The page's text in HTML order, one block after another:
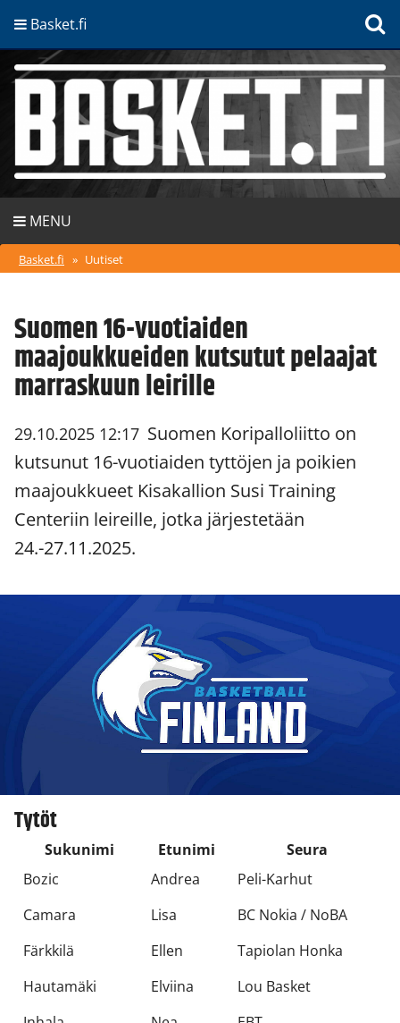
Basket.fi
MENU
Basket.fi » Uutiset
Suomen 16-vuotiaiden
maajoukkueiden kutsutut pelaajat
marraskuun leirille
29.10.2025 12:17 Suomen Koripalloliitto on
kutsunut 16-vuotiaiden tyttöjen ja poikien
maajoukkueet Kisakallion Susi Training
Centeriin leireille, jotka järjestetään
24.-27.11.2025.
Tytöt
Sukunimi Etunimi
Seura
Bozic
Andrea
Peli-Karhut
Camara
Lisa
BC Nokia / NoBA
Färkkilä
Ellen
Tapiolan Honka
Hautamäki
Elviina
Lou Basket